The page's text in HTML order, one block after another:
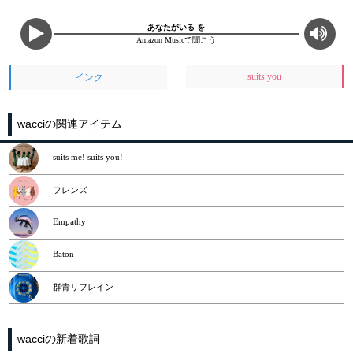
あなたがいる を
Amazon Musicで聞こう
インク suits you
wacciの関連アイテム
suits me! suits you!
フレンズ
Empathy
Baton
群青リフレイン
wacciの新着歌詞